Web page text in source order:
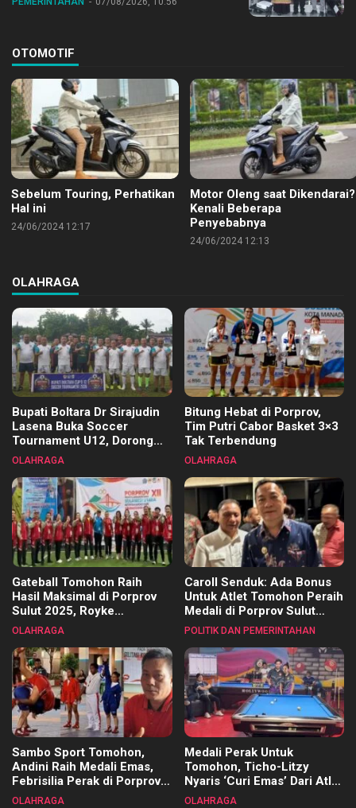
OTOMOTIF
Sebelum Touring, Perhatikan
Hal ini
24/06/2024 12:17
Motor Oleng saat Dikendarai?
Kenali Beberapa
Penyebabnya
24/06/2024 12:13
OLAHRAGA
Bupati Boltara Dr Sirajudin
Lasena Buka Soccer
Tournament U12, Dorong
Pembinaan Merata di Setiap
OLAHRAGA
Bitung Hebat di Porprov,
Tim Putri Cabor Basket 3×3
Tak Terbendung
OLAHRAGA
Gateball Tomohon Raih
Hasil Maksimal di Porprov
Sulut 2025, Royke
Tangkawarouw Ucapkan
OLAHRAGA
Caroll Senduk: Ada Bonus
Untuk Atlet Tomohon Peraih
Medali di Porprov Sulut
2025
POLITIK DAN PEMERINTAHAN
Sambo Sport Tomohon,
Andini Raih Medali Emas,
Febrisilia Perak di Porprov
Sulut 2025
OLAHRAGA
Medali Perak Untuk
Tomohon, Ticho-Litzy
Nyaris ‘Curi Emas’ Dari Atlet
Biliar PON di Porprov Sulut
OLAHRAGA